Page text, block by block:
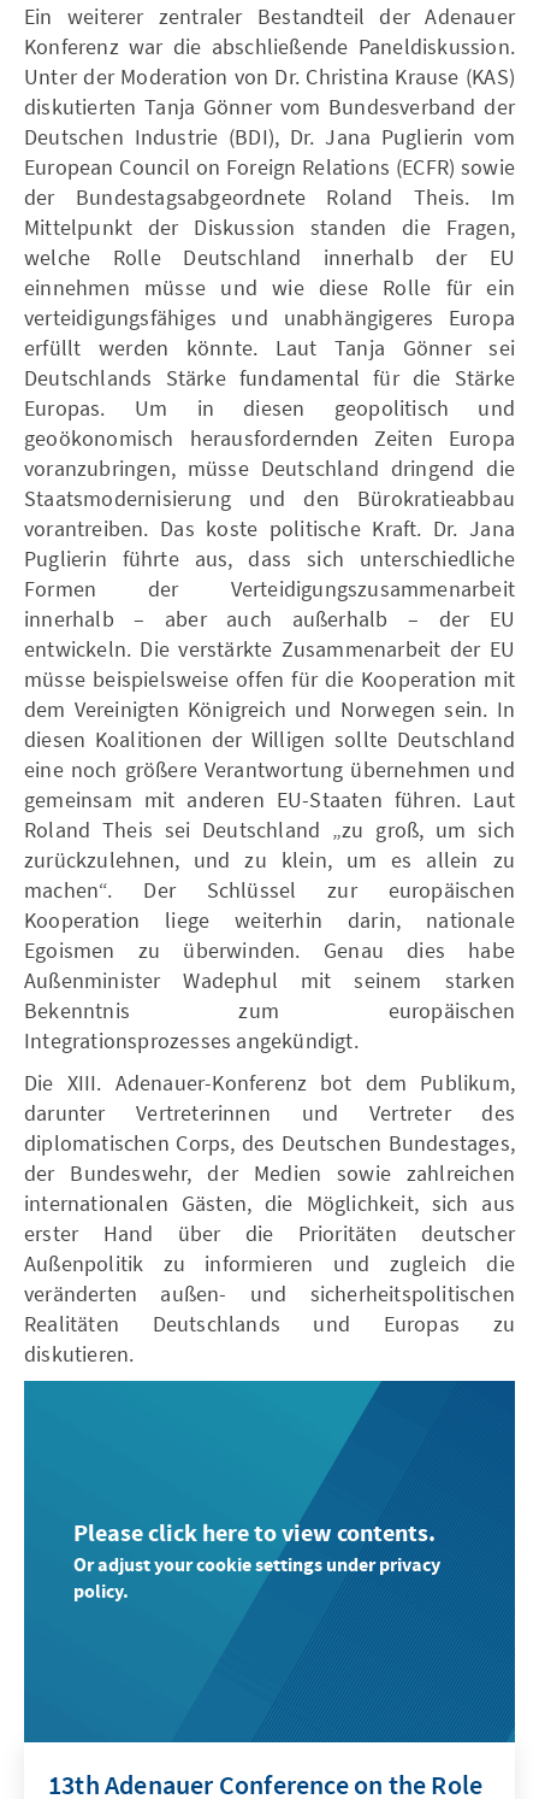
Ein weiterer zentraler Bestandteil der Adenauer
Konferenz war die abschließende Paneldiskussion.
Unter der Moderation von Dr. Christina Krause (KAS)
diskutierten Tanja Gönner vom Bundesverband der
Deutschen Industrie (BDI), Dr. Jana Puglierin vom
European Council on Foreign Relations (ECFR) sowie
der Bundestagsabgeordnete Roland Theis. Im
Mittelpunkt der Diskussion standen die Fragen,
welche Rolle Deutschland innerhalb der EU
einnehmen müsse und wie diese Rolle für ein
verteidigungsfähiges und unabhängigeres Europa
erfüllt werden könnte. Laut Tanja Gönner sei
Deutschlands Stärke fundamental für die Stärke
Europas. Um in diesen geopolitisch und
geoökonomisch herausfordernden Zeiten Europa
voranzubringen, müsse Deutschland dringend die
Staatsmodernisierung und den Bürokratieabbau
vorantreiben. Das koste politische Kraft. Dr. Jana
Puglierin führte aus, dass sich unterschiedliche
Formen der Verteidigungszusammenarbeit
innerhalb – aber auch außerhalb – der EU
entwickeln. Die verstärkte Zusammenarbeit der EU
müsse beispielsweise offen für die Kooperation mit
dem Vereinigten Königreich und Norwegen sein. In
diesen Koalitionen der Willigen sollte Deutschland
eine noch größere Verantwortung übernehmen und
gemeinsam mit anderen EU-Staaten führen. Laut
Roland Theis sei Deutschland „zu groß, um sich
zurückzulehnen, und zu klein, um es allein zu
machen“. Der Schlüssel zur europäischen
Kooperation liege weiterhin darin, nationale
Egoismen zu überwinden. Genau dies habe
Außenminister Wadephul mit seinem starken
Bekenntnis zum europäischen
Integrationsprozesses angekündigt.
Die XIII. Adenauer-Konferenz bot dem Publikum,
darunter Vertreterinnen und Vertreter des
diplomatischen Corps, des Deutschen Bundestages,
der Bundeswehr, der Medien sowie zahlreichen
internationalen Gästen, die Möglichkeit, sich aus
erster Hand über die Prioritäten deutscher
Außenpolitik zu informieren und zugleich die
veränderten außen- und sicherheitspolitischen
Realitäten Deutschlands und Europas zu
diskutieren.
Please click here to view contents.
Or adjust your cookie settings under privacy
policy.
13th Adenauer Conference on the Role